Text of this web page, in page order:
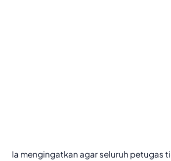
Ia mengingatkan agar seluruh petugas